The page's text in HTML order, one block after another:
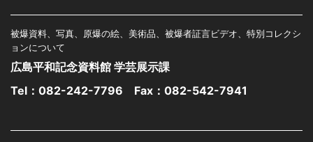
被爆資料、写真、原爆の絵、美術品、被爆者証言ビデオ、特別コレクシ
ョンについて
広島平和記念資料館 学芸展示課
Tel： 082-242-7796 Fax：082-542-7941